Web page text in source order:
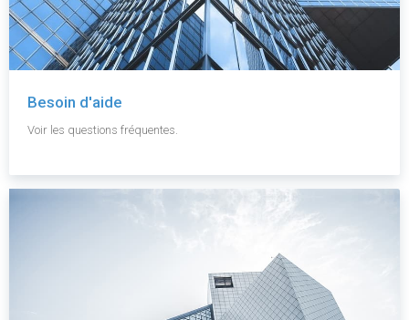
Besoin d'aide
Voir les questions fréquentes.